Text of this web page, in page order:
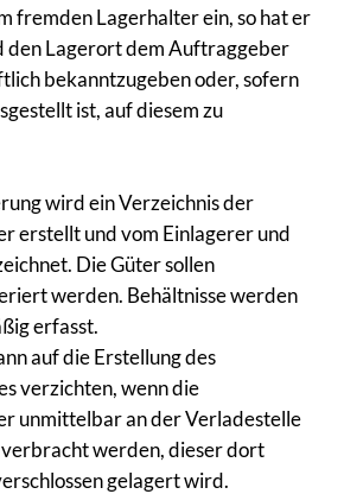
fremden Lagerhalter ein, so hat er
den Lagerort dem Auftraggeber
bekanntzugeben oder, sofern
ist, auf diesem zu
wird ein Verzeichnis der
erstellt und vom Einlagerer und
Die Güter sollen
werden. Behältnisse werden
erfasst.
auf die Erstellung des
verzichten, wenn die
unmittelbar an der Verladestelle
werden, dieser dort
gelagert wird.